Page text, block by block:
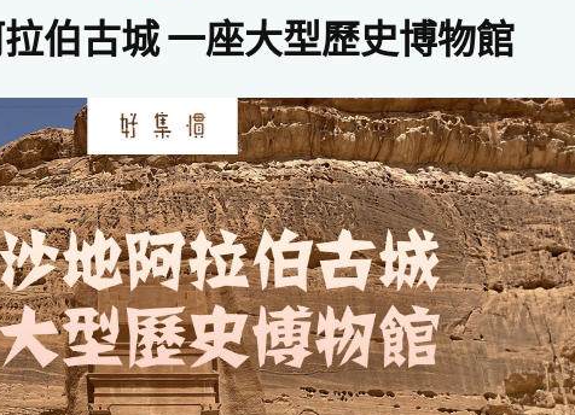
伯古城 一座大型歷史博物館